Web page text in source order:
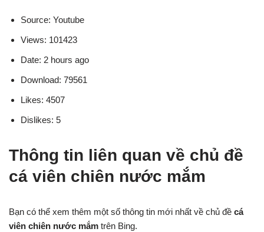
Source: Youtube
Views: 101423
Date: 2 hours ago
Download: 79561
Likes: 4507
Dislikes: 5
Thông tin liên quan về chủ đề
cá viên chiên nước mắm
Bạn có thể xem thêm một số thông tin mới nhất về chủ đề cá
viên chiên nước mắm trên Bing.